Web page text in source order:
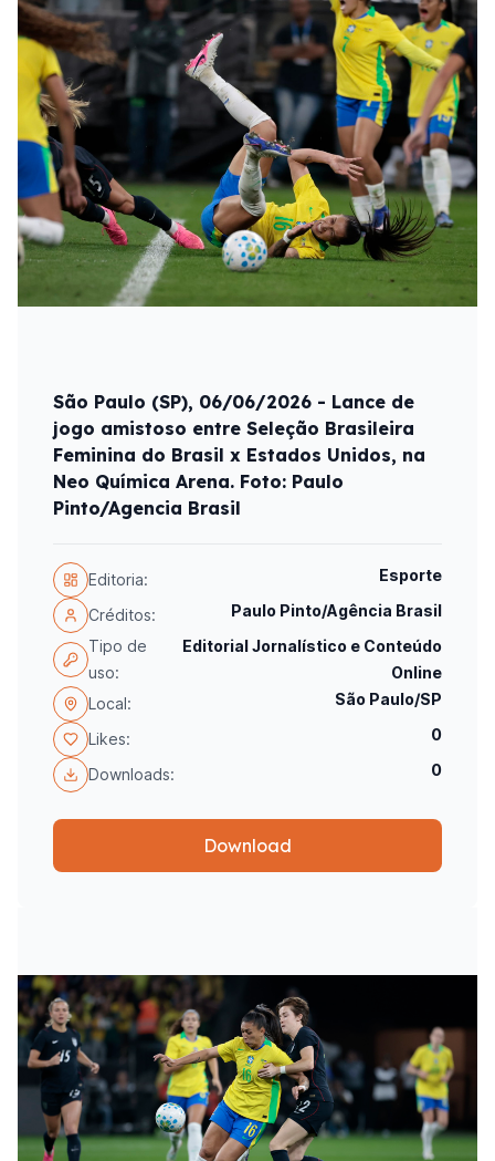
São Paulo (SP), 06/06/2026 - Lance de
jogo amistoso entre Seleção Brasileira
Feminina do Brasil x Estados Unidos, na
Neo Química Arena. Foto: Paulo
Pinto/Agencia Brasil
Editoria: Esporte
Créditos:
Paulo Pinto/Agência Brasil
Tipo de
uso:
Editorial Jornalístico e Conteúdo
Online
Local:
São Paulo/SP
Likes: 0
Downloads: 0
Download